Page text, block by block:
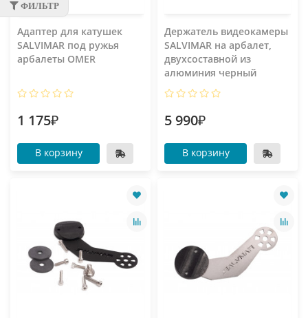
ФИЛЬТР
Адаптер для катушек
SALVIMAR под ружья
арбалеты OMER
1 175₽
В корзину
Держатель видеокамеры
SALVIMAR на арбалет,
двухсоставной из
алюминия черный
5 990₽
В корзину